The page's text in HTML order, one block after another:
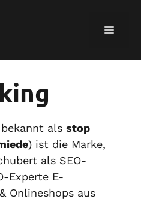
menü
als stop
) ist die Marke,
als SEO-
Experte E-
Onlineshops aus